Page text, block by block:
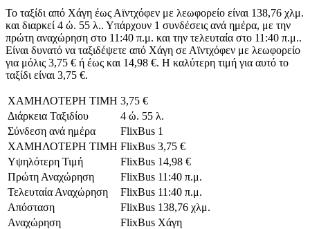
Το ταξίδι από Χάγη έως Αϊντχόφεν με λεωφορείο είναι 138,76 χλμ.
και διαρκεί 4 ώ. 55 λ.. Υπάρχουν 1 συνδέσεις ανά ημέρα, με την
πρώτη αναχώρηση στο 11:40 π.μ. και την τελευταία στο 11:40 π.μ..
Είναι δυνατό να ταξιδέψετε από Χάγη σε Αϊντχόφεν με λεωφορείο
για μόλις 3,75 € ή έως και 14,98 €. Η καλύτερη τιμή για αυτό το
ταξίδι είναι 3,75 €.
ΧΑΜΗΛΟΤΕΡΗ ΤΙΜΗ 3,75 €
Διάρκεια Ταξιδίου
4 ώ. 55 λ.
Σύνδεση ανά ημέρα
FlixBus 1
ΧΑΜΗΛΟΤΕΡΗ ΤΙΜΗ FlixBus 3,75 €
Υψηλότερη Τιμή
FlixBus 14,98 €
Πρώτη Αναχώρηση
FlixBus 11:40 π.μ.
Τελευταία Αναχώρηση
FlixBus 11:40 π.μ.
Απόσταση
FlixBus 138,76 χλμ.
Αναχώρηση
FlixBus Χάγη